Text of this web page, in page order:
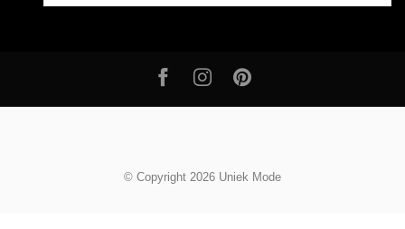
© Copyright 2026 Uniek Mode